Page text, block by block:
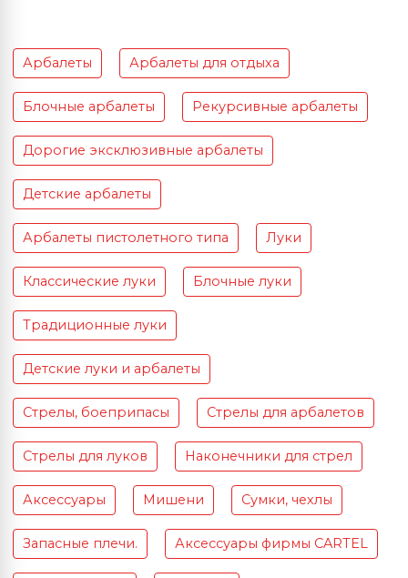
Арбалеты Арбалеты для отдыха
Блочные арбалеты Рекурсивные арбалеты
Дорогие эксклюзивные арбалеты
Детские арбалеты
Арбалеты пистолетного типа Луки
Классические луки Блочные луки
Традиционные луки
Детские луки и арбалеты
Стрелы, боеприпасы Стрелы для арбалетов
Стрелы для луков Наконечники для стрел
Аксессуары Мишени Сумки, чехлы
Запасные плечи. Аксессуары фирмы CARTEL